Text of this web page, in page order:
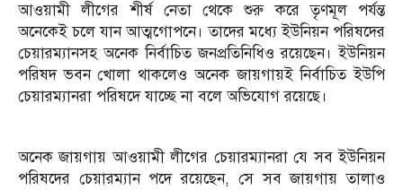
আওয়ামী লীগের শীর্ষ নেতা থেকে শুরু করে তৃণমূল পর্যন্ত
অনেকেই চলে যান আত্মগোপনে। তাদের মধ্যে ইউনিয়ন পরিষদের
চেয়ারম্যানসহ অনেক নির্বাচিত জনপ্রতিনিধিও রয়েছেন। ইউনিয়ন
পরিষদ ভবন খোলা থাকলেও অনেক জায়গায়ই নির্বাচিত ইউপি
চেয়ারম্যানরা পরিষদে যাচ্ছে না বলে অভিযোগ রয়েছে।
অনেক জায়গায় আওয়ামী লীগের চেয়ারম্যানরা যে সব ইউনিয়ন
পরিষদের চেয়ারম্যান পদে রয়েছেন, সে সব জায়গায় তালাও